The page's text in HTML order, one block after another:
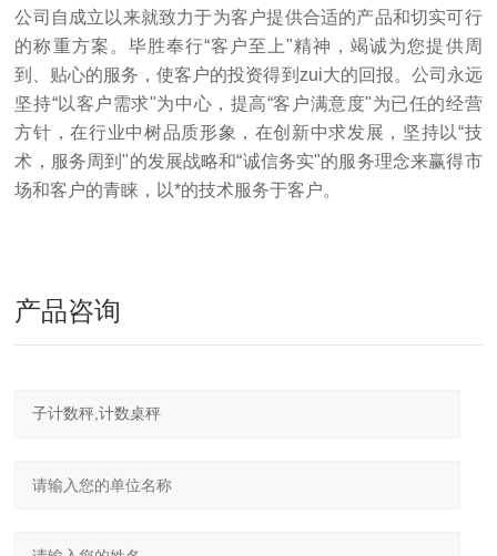
秤盘尺寸 （mm） 210x240mm（不锈钢材质）
公司自成立以来就致力于为客户提供合适的产品和切实可行
的称重方案。毕胜奉行“客户至上"精神，竭诚为您提供周
到、贴心的服务，使客户的投资得到zui大的回报。公司永远
坚持“以客户需求"为中心，提高“客户满意度"为已任的经营
方针，在行业中树品质形象，在创新中求发展，坚持以“技
术，服务周到"的发展战略和“诚信务实"的服务理念来赢得市
场和客户的青睐，以*的技术服务于客户。
产品咨询